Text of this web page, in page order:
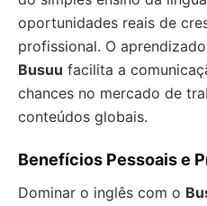
oportunidades reais de
profissional. O
Busuu facilita a
chances no mercado de
conteúdos globais.
Benefícios Pessoais e
Dominar o inglês com o